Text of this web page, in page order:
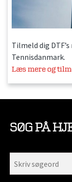
Tilmeld dig
Tennisdanmark.
Læs mere og
SØG PÅ